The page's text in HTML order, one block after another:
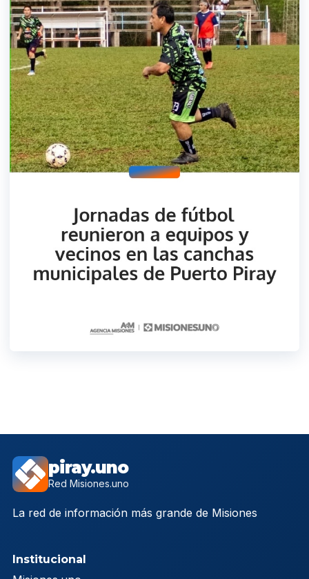
piray.uno
Red Misiones.uno
La red de información más grande de Misiones
Institucional